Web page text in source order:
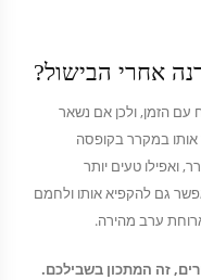
אחרי הבישול?
עם הזמן, ולכן אם נשאר
במקרר בקופסה
למשך 3-4 ימים במקרר, ואפילו טעים יותר
גם להקפיא אותו ולחמם
ערב מהירה.
זה המתכון בשבילכם.